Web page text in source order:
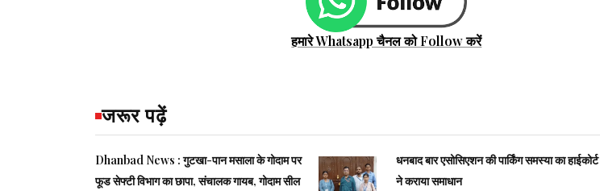
हमारे Whatsapp चैनल को Follow करें
जरूर पढ़ें
Dhanbad News : गुटखा-पान मसाला के गोदाम पर
फूड सेफ्टी विभाग का छापा, संचालक गायब, गोदाम सील
धनबाद बार एसोसिएशन की पार्किंग समस्या का हाईकोर्ट
ने कराया समाधान